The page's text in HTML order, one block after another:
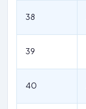
38
39
40